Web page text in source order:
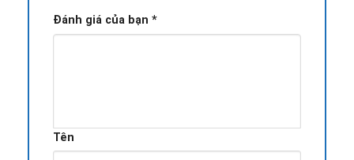
Đánh giá của bạn *
Tên